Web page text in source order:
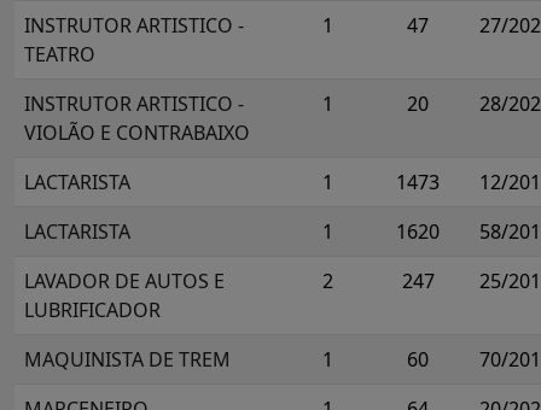
INSTRUTOR ARTISTICO -
TEATRO
1 47 27/
INSTRUTOR ARTISTICO -
VIOLÃO E CONTRABAIXO
1 20 28/
LACTARISTA 1 1473
12/
LACTARISTA
1 1620
58/
LAVADOR DE AUTOS E
LUBRIFICADOR
2 247 25/
MAQUINISTA DE TREM 1 60
70/